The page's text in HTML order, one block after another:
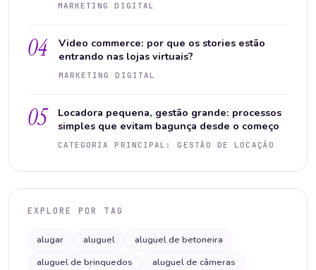
MARKETING DIGITAL
04
Video commerce: por que os stories estão
entrando nas lojas virtuais?
MARKETING DIGITAL
05
Locadora pequena, gestão grande: processos
simples que evitam bagunça desde o começo
CATEGORIA PRINCIPAL: GESTÃO DE LOCAÇÃO
EXPLORE POR TAG
alugar aluguel
aluguel de betoneira
aluguel de brinquedos
aluguel de câmeras